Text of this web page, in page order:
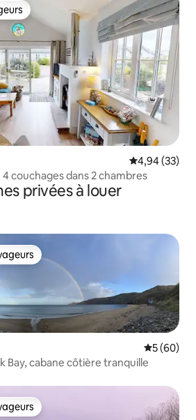
Note
4,94 (33)
4 couchages dans 2 chambres
privées à louer
parmi les plus aimés
Note
5 (60)
Bay, cabane côtière tranquille
parmi les plus aimés